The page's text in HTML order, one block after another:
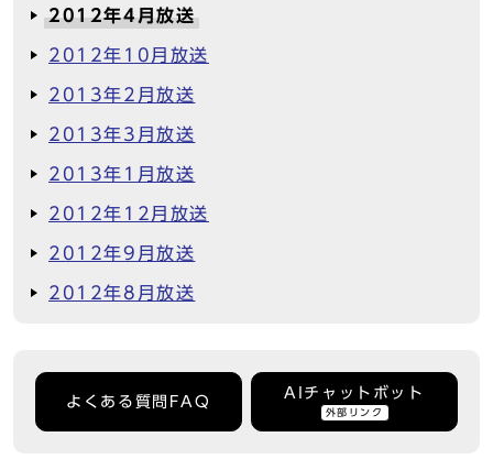
2012年4月放送
2012年10月放送
2013年2月放送
2013年3月放送
2013年1月放送
2012年12月放送
2012年9月放送
2012年8月放送
よくある質問FAQ
AIチャットボット
外部リンク